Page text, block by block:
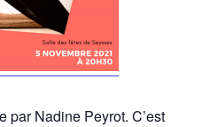
par Nadine Peyrot. C’est